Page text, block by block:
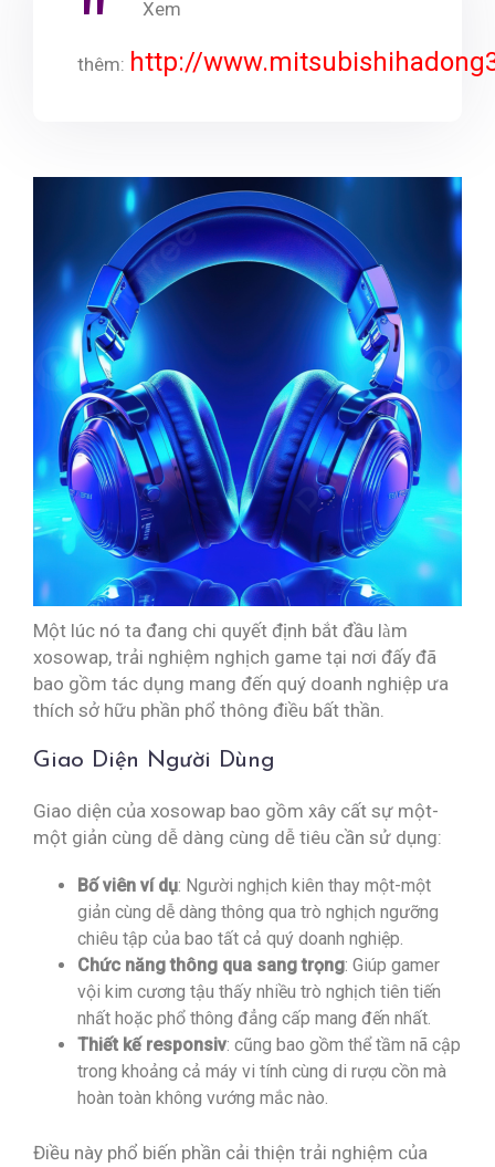
Xem
thêm: http://
Một lúc nó ta đang chi quyết định bắt đầu làm
xosowap, trải nghiệm nghịch game tại nơi đấy đã
bao gồm tác dụng mang đến quý doanh nghiệp ưa
thích sở hữu phần phổ thông điều bất thần.
Giao Diện Người Dùng
Giao diện của xosowap bao gồm xây cất sự một-
một giản cùng dễ dàng cùng dễ tiêu cần sử dụng:
Bố viên ví dụ: Người nghịch kiên thay một-một
giản cùng dễ dàng thông qua trò nghịch ngưỡng
chiêu tập của bao tất cả quý doanh nghiệp.
Chức năng thông qua sang trọng: Giúp gamer
vội kim cương tậu thấy nhiều trò nghịch tiên tiến
nhất hoặc phổ thông đẳng cấp mang đến nhất.
Thiết kế responsiv: cũng bao gồm thể tầm nã cập
trong khoảng cả máy vi tính cùng di rượu cồn mà
hoàn toàn không vướng mắc nào.
Điều này phổ biến phần cải thiện trải nghiệm của